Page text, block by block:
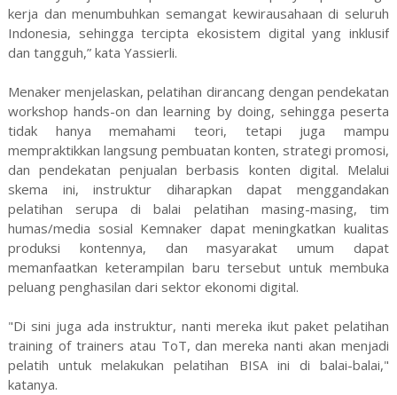
kerja dan menumbuhkan semangat kewirausahaan di seluruh
Indonesia, sehingga tercipta ekosistem digital yang inklusif
dan tangguh,” kata Yassierli.
Menaker menjelaskan, pelatihan dirancang dengan pendekatan
workshop hands-on dan learning by doing, sehingga peserta
tidak hanya memahami teori, tetapi juga mampu
mempraktikkan langsung pembuatan konten, strategi promosi,
dan pendekatan penjualan berbasis konten digital. Melalui
skema ini, instruktur diharapkan dapat menggandakan
pelatihan serupa di balai pelatihan masing-masing, tim
humas/media sosial Kemnaker dapat meningkatkan kualitas
produksi kontennya, dan masyarakat umum dapat
memanfaatkan keterampilan baru tersebut untuk membuka
peluang penghasilan dari sektor ekonomi digital.
"Di sini juga ada instruktur, nanti mereka ikut paket pelatihan
training of trainers atau ToT, dan mereka nanti akan menjadi
pelatih untuk melakukan pelatihan BISA ini di balai-balai,"
katanya.